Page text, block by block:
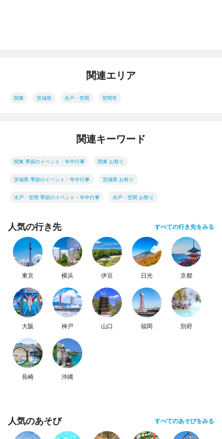
関連エリア
関東 茨城県 水戸・笠間 笠間市
関連キーワード
関東 季節のイベント・年中行事 関東 お祭り
茨城県 季節のイベント・年中行事 茨城県 お祭り
水戸・笠間 季節のイベント・年中行事 水戸・笠間 お祭り
人気の行き先 すべての行き先をみる
東京 横浜 伊豆 日光 京都
大阪 神戸 山口 福岡 別府
長崎 沖縄
人気のあそび すべてのあそびをみる